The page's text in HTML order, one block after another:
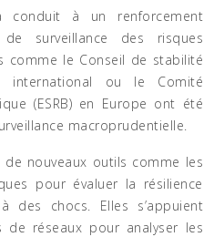
à un renforcement
surveillance des risques
comme le Conseil de stabilité
international ou le Comité
(ESRB) en Europe ont été
macroprudentielle.
nouveaux outils comme les
pour évaluer la résilience
des chocs. Elles s’appuient
de réseaux pour analyser les